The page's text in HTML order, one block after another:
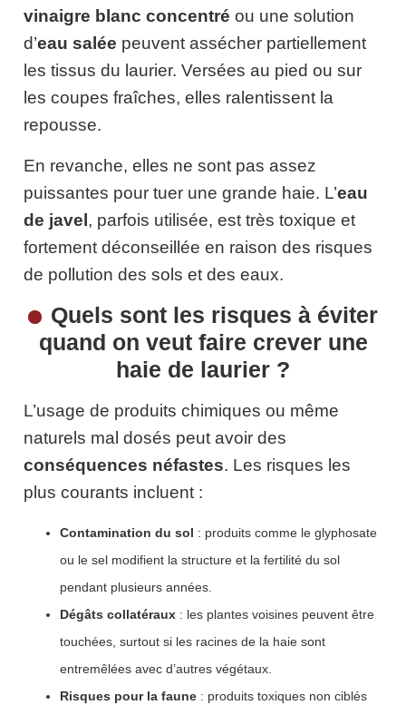
vinaigre blanc concentré ou une solution
d’eau salée peuvent assécher partiellement
les tissus du laurier. Versées au pied ou sur
les coupes fraîches, elles ralentissent la
repousse.
En revanche, elles ne sont pas assez
puissantes pour tuer une grande haie. L’eau
de javel, parfois utilisée, est très toxique et
fortement déconseillée en raison des risques
de pollution des sols et des eaux.
Quels sont les risques à éviter
quand on veut faire crever une
haie de laurier ?
L’usage de produits chimiques ou même
naturels mal dosés peut avoir des
conséquences néfastes. Les risques les
plus courants incluent :
Contamination du sol : produits comme le glyphosate
ou le sel modifient la structure et la fertilité du sol
pendant plusieurs années.
Dégâts collatéraux : les plantes voisines peuvent être
touchées, surtout si les racines de la haie sont
entremêlées avec d’autres végétaux.
Risques pour la faune : produits toxiques non ciblés